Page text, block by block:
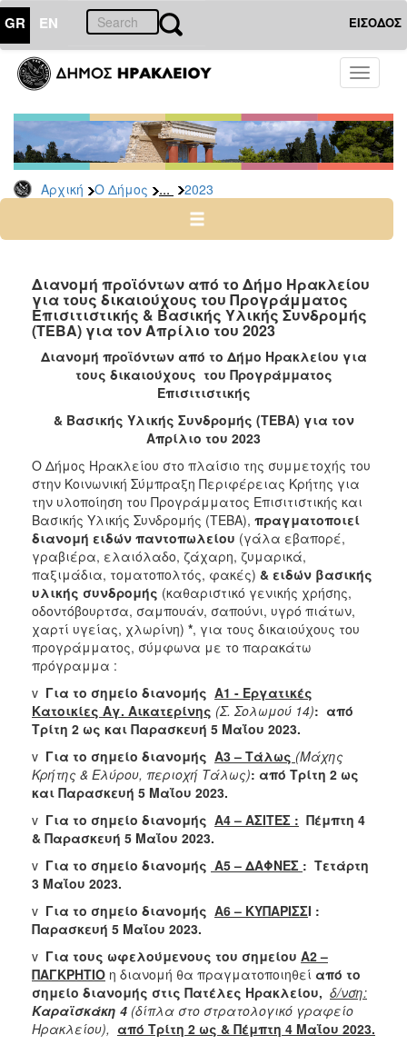
GR EN ΕΙΣΟΔΟΣ
Toggle
Αρχική Ο Δήμος ... 2023
ΔΗΜΟΣ
Δελτία
Τύπου
Αρχείο
2026
2024
2022
2021
2020
2019
2016
2015
2013
2012
2011
2010
2006
ΤΟΠΟΣ
ΠΟΛΙΤΙΣΜΟΣ
ΑΝΘΕΚΤΙΚΗ
ΠΟΛΗ
Διανομή προϊόντων από το Δήμο Ηρακλείου
για τους δικαιούχους του Προγράμματος
Επισιτιστικής & Βασικής Υλικής Συνδρομής
(ΤΕΒΑ) για τον Απρίλιο του 2023
Διανομή προϊόντων από το Δήμο Ηρακλείου για
τους δικαιούχους του Προγράμματος
Επισιτιστικής
& Βασικής Υλικής Συνδρομής (ΤΕΒΑ) για τον
Απρίλιο του 2023
Ο Δήμος Ηρακλείου στο πλαίσιο της συμμετοχής του
στην Κοινωνική Σύμπραξη Περιφέρειας Κρήτης για
την υλοποίηση του Προγράμματος Επισιτιστικής και
Βασικής Υλικής Συνδρομής (ΤΕΒΑ), πραγματοποιεί
διανομή ειδών παντοπωλείου (γάλα εβαπορέ,
γραβιέρα, ελαιόλαδο, ζάχαρη, ζυμαρικά,
παξιμάδια, τοματοπολτός, φακές) & ειδών βασικής
υλικής συνδρομής (καθαριστικό γενικής χρήσης,
οδοντόβουρτσα, σαμπουάν, σαπούνι, υγρό πιάτων,
χαρτί υγείας, χλωρίνη) *, για τους δικαιούχους του
προγράμματος, σύμφωνα με το παρακάτω
πρόγραμμα :
v Για το σημείο διανομής Α1 - Εργατικές
Κατοικίες Αγ. Αικατερίνης (Σ. Σολωμού 14): από
Τρίτη 2 ως και Παρασκευή 5 Μαΐου 2023.
v Για το σημείο διανομής Α3 – Τάλως (Μάχης
Κρήτης & Ελύρου, περιοχή Τάλως): από Τρίτη 2 ως
και Παρασκευή 5 Μαΐου 2023.
v Για το σημείο διανομής Α4 – ΑΣΙΤΕΣ : Πέμπτη 4
& Παρασκευή 5 Μαΐου 2023.
v Για το σημείο διανομής Α5 – ΔΑΦΝΕΣ : Τετάρτη
3 Μαΐου 2023.
v Για το σημείο διανομής A6 – ΚΥΠΑΡΙΣΣΙ :
Παρασκευή 5 Μαΐου 2023.
v Για τους ωφελούμενους του σημείου Α2 –
ΠΑΓΚΡΗΤΙΟ η διανομή θα πραγματοποιηθεί από το
σημείο διανομής στις Πατέλες Ηρακλείου, δ/νση:
Καραϊσκάκη 4 (δίπλα στο στρατολογικό γραφείο
Ηρακλείου), από Τρίτη 2 ως & Πέμπτη 4 Μαΐου 2023.